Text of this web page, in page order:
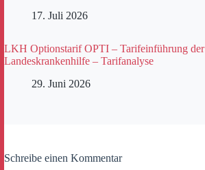
17. Juli 2026
LKH Optionstarif OPTI – Tarifeinführung der
Landeskrankenhilfe – Tarifanalyse
29. Juni 2026
Schreibe einen Kommentar